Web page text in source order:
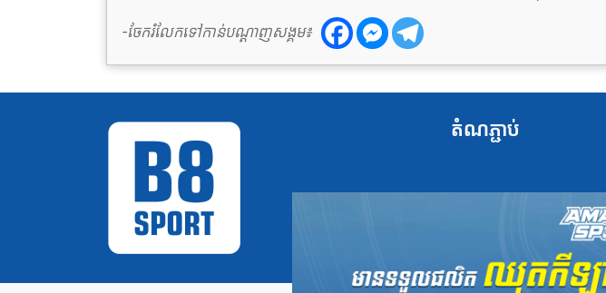
-ចែករំលែកទៅកាន់បណ្តាញសង្គម៖
តំណភ្ជាប់